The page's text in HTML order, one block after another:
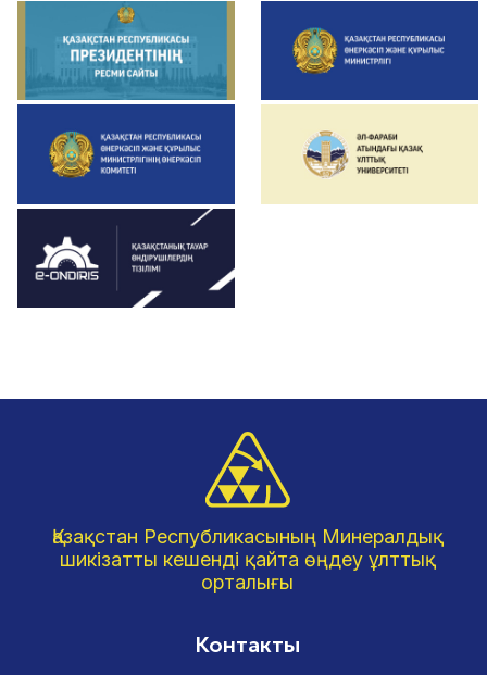
Қазақстан Республикасының Минералдық
шикізатты кешенді қайта өңдеу ұлттық
орталығы
Контакты